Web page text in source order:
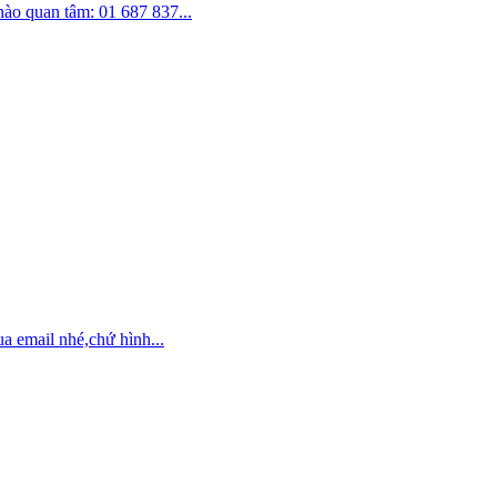
quan tâm: 01 687 837...
email nhé,chứ hình...